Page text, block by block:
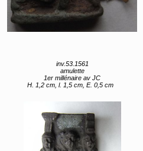
inv.53.1561
amulette
1er millénaire av JC
H. 1,2 cm, l. 1,5 cm, E. 0,5 cm